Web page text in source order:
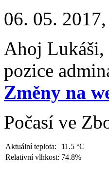
06. 05.
Ahoj Lukáši,
pozice
Změny na
Počasí ve
Aktuální teplota:
11.5 °C
Relativní vlhkost: 74.8%